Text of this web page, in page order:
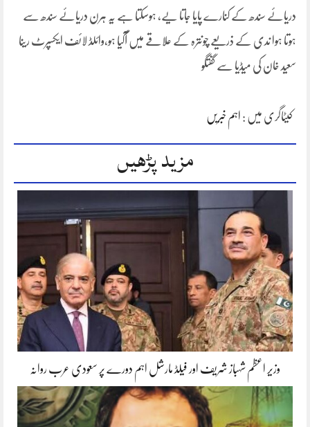
دریائے سندھ کے کنارے پایا جاتا یے، ہوسکتا ہے یہ ہرن دریائے سندھ سے
ہوتا ہوا ندی کے ذریعے چونترہ کے علاقے میں آگیا ہو،وائلڈ لائف ایکسپرٹ رینا
سعید خان کی میڈیا سے گفتگو
کیٹاگری میں : اہم خبریں
مزید پڑھیں
وزیر اعظم شہباز شریف اور فیلڈ مارشل اہم دورے پر سعودی عرب روانہ